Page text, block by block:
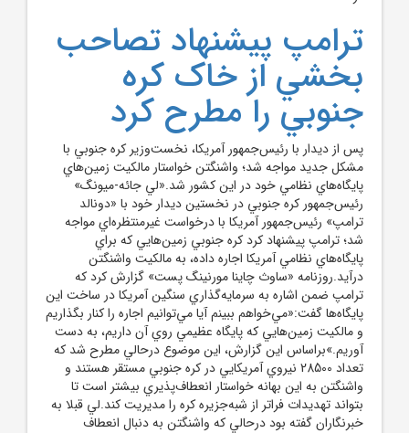
ترامپ پيشنهاد تصاحب
بخشي از خاک کره
جنوبي را مطرح کرد
پس از ديدار با رئيس‌جمهور آمريکا، نخست‌وزير کره جنوبي با
مشکل جديد مواجه شد؛ واشنگتن خواستار مالکيت زمين‌هاي
پايگاه‌هاي نظامي خود در اين کشور شد.«لي جائه-ميونگ»
رئيس‌جمهور کره جنوبي در نخستين ديدار خود با «دونالد
ترامپ» رئيس‌جمهور آمريکا با درخواست غيرمنتظره‌اي مواجه
شد؛ ترامپ پيشنهاد کرد کره جنوبي زمين‌هايي که براي
پايگاه‌هاي نظامي آمريکا اجاره داده، به مالکيت واشنگتن
درآيد.روزنامه «ساوث چاينا مورنينگ پست» گزارش کرد که
ترامپ ضمن اشاره به سرمايه‌گذاري سنگين آمريکا در ساخت اين
پايگاه‌ها گفت:«مي‌خواهم ببينم آيا مي‌توانيم اجاره را کنار بگذاريم
و مالکيت زمين‌هايي که پايگاه عظيمي روي آن داريم، به دست
آوريم.»براساس اين گزارش، اين موضوع درحالي مطرح شد که
تعداد 28500 نيروي آمريکايي در کره جنوبي مستقر هستند و
واشنگتن به اين بهانه خواستار انعطاف‌پذيري بيشتر است تا
بتواند تهديدات فراتر از شبه‌جزيره کره را مديريت کند.لي قبلا به
خبرنگاران گفته بود درحالي که واشنگتن به دنبال انعطاف